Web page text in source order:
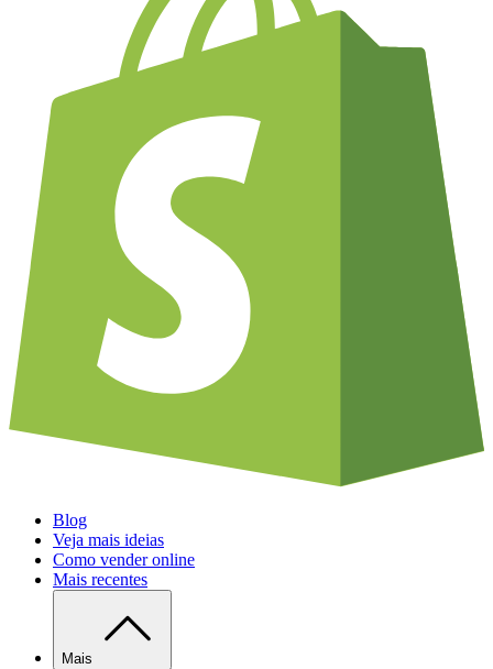
Blog
Veja mais ideias
Como vender online
Mais recentes
Mais